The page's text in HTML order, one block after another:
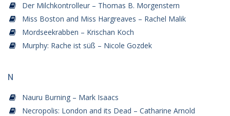
Der Milchkontrolleur – Thomas B. Morgenstern
Miss Boston and Miss Hargreaves – Rachel Malik
Mordseekrabben – Krischan Koch
Murphy: Rache ist süß – Nicole Gozdek
N
Nauru Burning – Mark Isaacs
Necropolis: London and its Dead – Catharine Arnold